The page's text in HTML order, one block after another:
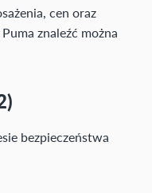
cen oraz
znaleźć można
bezpieczeństwa